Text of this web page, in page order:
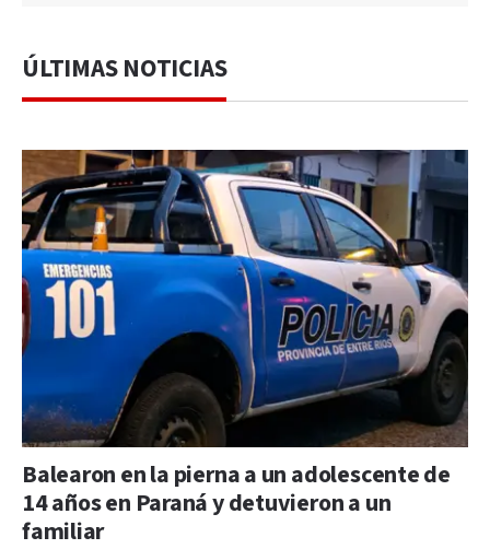
ÚLTIMAS NOTICIAS
Balearon en la pierna a un adolescente de
14 años en Paraná y detuvieron a un
familiar